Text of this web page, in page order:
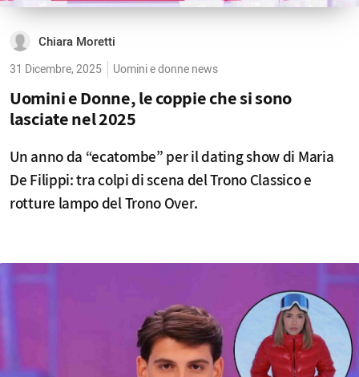
Chiara Moretti
31 Dicembre, 2025 Uomini e donne news
Uomini e Donne, le coppie che si sono
lasciate nel 2025
Un anno da “ecatombe” per il dating show di Maria
De Filippi: tra colpi di scena del Trono Classico e
rotture lampo del Trono Over.